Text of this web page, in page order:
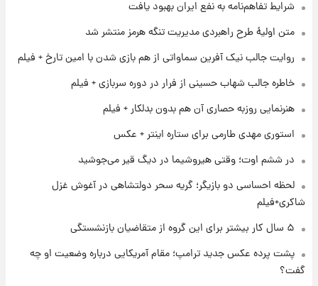
قیمت طلا و سکه امروز پنجشنبه ۱۵ مرداد ۱۴۰۵
۱ روز پیش
شارژ جدید کالابرگ برای سه دهک؛ جزئیات اعلام
شد
شرایط تازه فروش اقساطی سایپا اعلام شد؛
شاهین، کوییک، اطلس، سهند و ساینا با اقساط
سیگنال‌های جدید برای بازار طلا؛ پیش‌بینی
قیمت سکه و طلا فردا
شرایط تفاهم‌نامه به نفع ایران بهبود یافت
متن اولیۀ طرح راهبردی مدیریت تنگه هرمز منتشر شد
روایت جالب نیک آفرین سماواتی از هم بازی شدن با امین تارخ + فیلم
خاطره جالب شهاب حسینی از فرار در دوره سربازی + فیلم
هنرنمایی روزبه حصاری آن هم بدون بدلکار + فیلم
استوری مهدی طارمی برای ستاره اینتر + عکس
در ششم اوت؛ وقتی هیروشیما در دیگ قیر می‌جوشید
لحظه احساسی دو بازیگر؛ گریه سحر دولتشاهی در آغوش غزل
شاکری+فیلم
۵ سال کار بیشتر برای این گروه از متقاضیان بازنشستگی
پشت پرده عکس جدید ترامپ؛ مقام آمریکایی درباره وضعیت او چه
گفت؟